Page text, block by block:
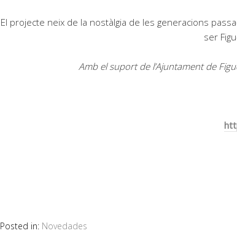
El projecte neix de la nostàlgia de les generacions
ser
Amb el suport de l’Ajuntament de
Posted in: Novedades